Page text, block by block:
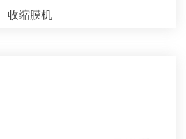
收缩膜机